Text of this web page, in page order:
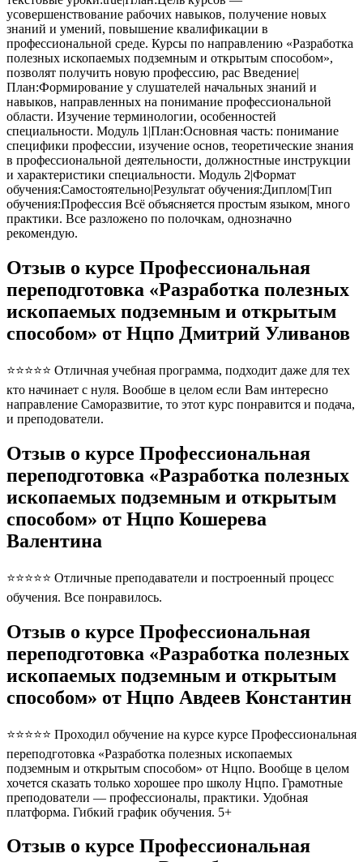
усовершенствование рабочих навыков, получение новых
знаний и умений, повышение квалификации в
профессиональной среде. Курсы по направлению «Разработка
полезных ископаемых подземным и открытым способом»,
позволят получить новую профессию, рас Введение|
План:Формирование у слушателей начальных знаний и
навыков, направленных на понимание профессиональной
области. Изучение терминологии, особенностей
специальности. Модуль 1|План:Основная часть: понимание
специфики профессии, изучение основ, теоретические знания
в профессиональной деятельности, должностные инструкции
и характеристики специальности. Модуль 2|Формат
обучения:Самостоятельно|Результат обучения:Диплом|Тип
обучения:Профессия Всё объясняется простым языком, много
практики. Все разложено по полочкам, однозначно
рекомендую.
Отзыв о курсе Профессиональная
переподготовка «Разработка полезных
ископаемых подземным и открытым
способом» от Нцпо Дмитрий Уливанов
⭐⭐⭐⭐⭐ Отличная учебная программа, подходит даже для тех
кто начинает с нуля. Вообше в целом если Вам интересно
направление Саморазвитие, то этот курс понравится и подача,
и преподователи.
Отзыв о курсе Профессиональная
переподготовка «Разработка полезных
ископаемых подземным и открытым
способом» от Нцпо Кошерева
Валентина
⭐⭐⭐⭐⭐ Отличные преподаватели и построенный процесс
обучения. Все понравилось.
Отзыв о курсе Профессиональная
переподготовка «Разработка полезных
ископаемых подземным и открытым
способом» от Нцпо Авдеев Константин
⭐⭐⭐⭐⭐ Проходил обучение на курсе курсе Профессиональная
переподготовка «Разработка полезных ископаемых
подземным и открытым способом» от Нцпо. Вообще в целом
хочется сказать только хорошее про школу Нцпо. Грамотные
преподователи — профессионалы, практики. Удобная
платформа. Гибкий график обучения. 5+
Отзыв о курсе Профессиональная